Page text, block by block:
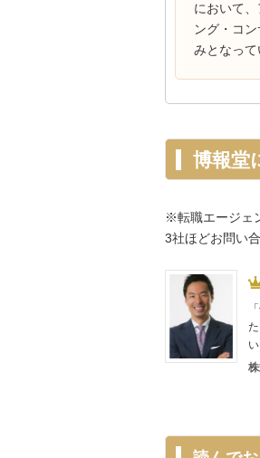
において
ング・コ
みとなって
博報堂
※転職エージェ
3社ほどお問い